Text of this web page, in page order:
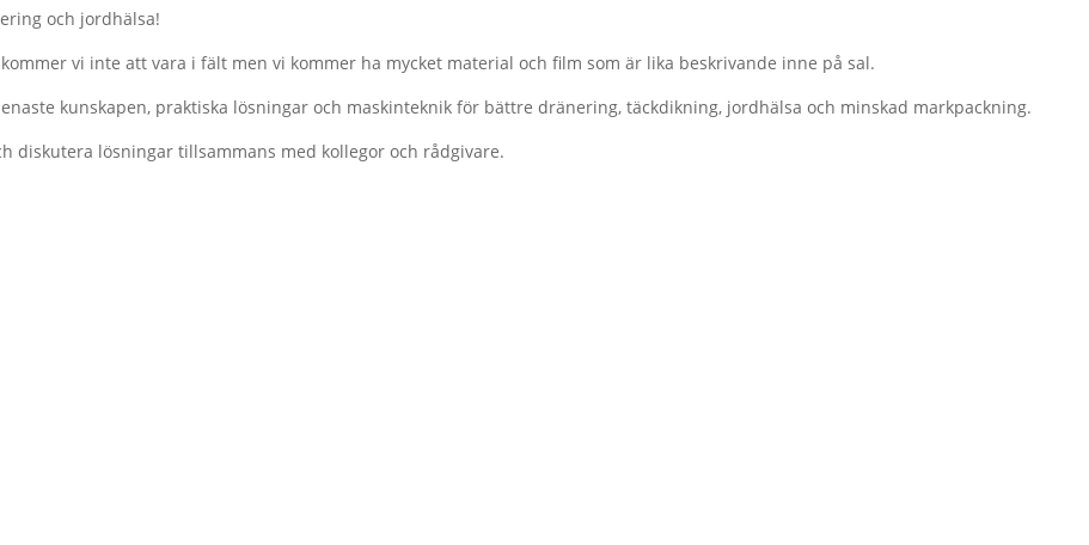
och jordhälsa!
vi inte att vara i fält men vi kommer ha mycket material och film som är lika beskrivande inne på sal.
kunskapen, praktiska lösningar och maskinteknik för bättre dränering, täckdikning, jordhälsa och minskad markpackning.
diskutera lösningar tillsammans med kollegor och rådgivare.